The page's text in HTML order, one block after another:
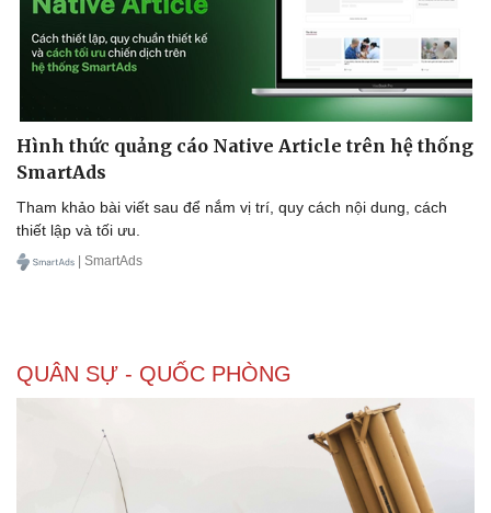
Hậu trường
Hình thức quảng cáo Native Article trên hệ thống
SmartAds
Tham khảo bài viết sau để nắm vị trí, quy cách nội dung, cách
thiết lập và tối ưu.
| SmartAds
QUÂN SỰ - QUỐC PHÒNG